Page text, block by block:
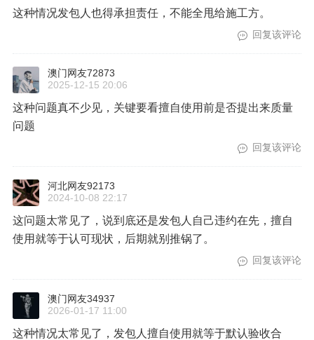
这种情况发包人也得承担责任，不能全甩给施工方。
回复该评论
澳门网友72873
2025-12-15 20:06
这种问题真不少见，关键要看擅自使用前是否提出来质量
问题
回复该评论
河北网友92173
2024-10-08 22:17
这问题太常见了，说到底还是发包人自己违约在先，擅自
使用就等于认可现状，后期就别推锅了。
回复该评论
澳门网友34937
2026-01-17 11:00
这种情况太常见了，发包人擅自使用就等于默认验收合